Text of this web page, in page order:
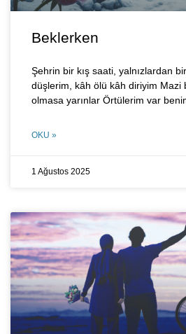
Beklerken
Şehrin bir kış saati, yalnızlardan
düşlerim, kâh ölü kâh diriyim Mazi
olmasa yarınlar Örtülerim var
OKU »
1 Ağustos 2025